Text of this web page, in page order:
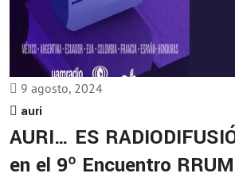
9 agosto, 2024
auri
AURI… ES
en el 9º Encuentro